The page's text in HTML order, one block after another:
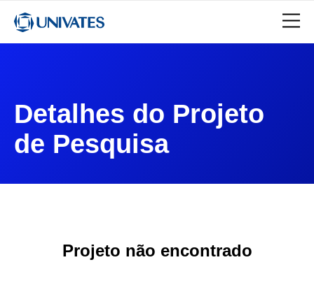
Detalhes do Projeto
de Pesquisa
Projeto não encontrado